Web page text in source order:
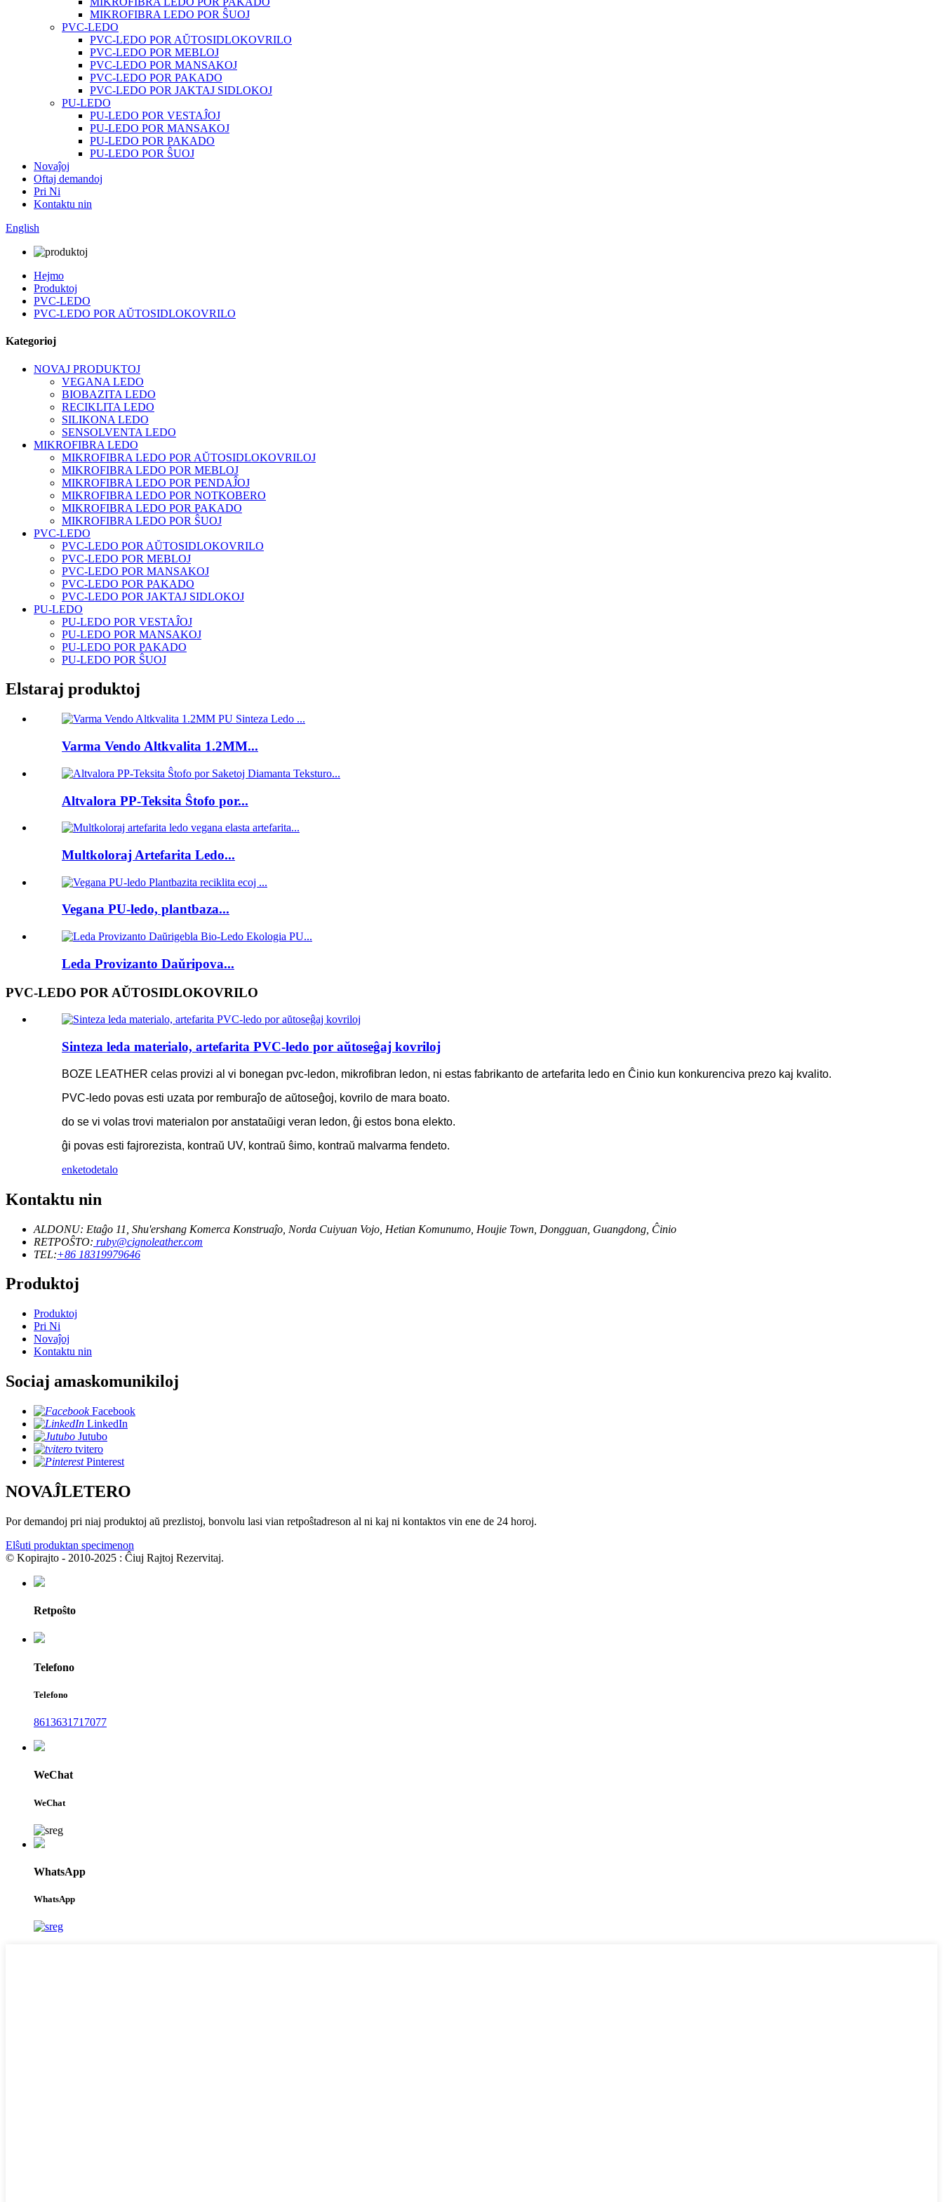
MIKROFIBRA LEDO POR ŜUOJ
PVC-LEDO
PVC-LEDO POR AŬTOSIDLOKOVRILO
PVC-LEDO POR MEBLOJ
PVC-LEDO POR MANSAKOJ
PVC-LEDO POR PAKADO
PVC-LEDO POR JAKTAJ SIDLOKOJ
PU-LEDO
PU-LEDO POR VESTAĴOJ
PU-LEDO POR MANSAKOJ
PU-LEDO POR PAKADO
PU-LEDO POR ŜUOJ
Novaĵoj
Oftaj demandoj
Pri Ni
Kontaktu nin
English
Hejmo
Produktoj
PVC-LEDO
PVC-LEDO POR AŬTOSIDLOKOVRILO
Kategorioj
NOVAJ PRODUKTOJ
VEGANA LEDO
BIOBAZITA LEDO
RECIKLITA LEDO
SILIKONA LEDO
SENSOLVENTA LEDO
MIKROFIBRA LEDO
MIKROFIBRA LEDO POR AŬTOSIDLOKOVRILOJ
MIKROFIBRA LEDO POR MEBLOJ
MIKROFIBRA LEDO POR PENDAĴOJ
MIKROFIBRA LEDO POR NOTKOBERO
MIKROFIBRA LEDO POR PAKADO
MIKROFIBRA LEDO POR ŜUOJ
PVC-LEDO
PVC-LEDO POR AŬTOSIDLOKOVRILO
PVC-LEDO POR MEBLOJ
PVC-LEDO POR MANSAKOJ
PVC-LEDO POR PAKADO
PVC-LEDO POR JAKTAJ SIDLOKOJ
PU-LEDO
PU-LEDO POR VESTAĴOJ
PU-LEDO POR MANSAKOJ
PU-LEDO POR PAKADO
PU-LEDO POR ŜUOJ
Elstaraj produktoj
Varma Vendo Altkvalita 1.2MM...
Altvalora PP-Teksita Ŝtofo por...
Multkoloraj Artefarita Ledo...
Vegana PU-ledo, plantbaza...
Leda Provizanto Daŭripova...
PVC-LEDO POR AŬTOSIDLOKOVRILO
Sinteza leda materialo, artefarita PVC-ledo por aŭtoseĝaj kovriloj
BOZE LEATHER celas provizi al vi bonegan pvc-ledon, mikrofibran ledon, ni estas fabrikanto de artefarita ledo en Ĉinio kun konkurenciva prezo kaj kvalito.
PVC-ledo povas esti uzata por remburaĵo de aŭtoseĝoj, kovrilo de mara boato.
do se vi volas trovi materialon por anstataŭigi veran ledon, ĝi estos bona elekto.
ĝi povas esti fajrorezista, kontraŭ UV, kontraŭ ŝimo, kontraŭ malvarma fendeto.
enketodetalo
Kontaktu nin
ALDONU: Etaĝo 11, Shu'ershang Komerca Konstruaĵo, Norda Cuiyuan Vojo, Hetian Komunumo, Houjie Town, Dongguan, Guangdong, Ĉinio
RETPOŜTO: ruby@cignoleather.com
TEL:+86 18319979646
Produktoj
Produktoj
Pri Ni
Novaĵoj
Kontaktu nin
Sociaj amaskomunikiloj
Facebook
LinkedIn
Jutubo
tvitero
Pinterest
NOVAĴLETERO
Por demandoj pri niaj produktoj aŭ prezlistoj, bonvolu lasi vian retpoŝtadreson al ni kaj ni kontaktos vin ene de 24 horoj.
Elŝuti produktan specimenon
© Kopirajto - 2010-2025 : Ĉiuj Rajtoj Rezervitaj.
Retpoŝto
Telefono
Telefono
8613631717077
WeChat
WeChat
WhatsApp
WhatsApp